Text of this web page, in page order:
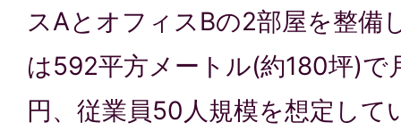
スAとオフィスBの2部屋を整備
は592平方メートル(約180坪)
円、従業員50人規模を想定して